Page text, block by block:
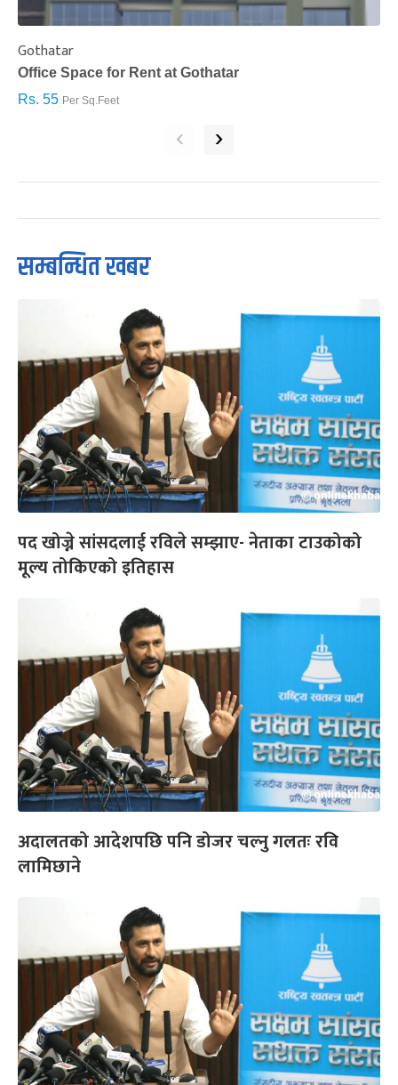
Gothatar
Office Space for Rent at Gothatar
Rs. 55 Per Sq.Feet
‹ ›
सम्बन्धित खबर
पद खोज्ने सांसदलाई रविले सम्झाए- नेताका टाउकोको
मूल्य तोकिएको इतिहास
अदालतको आदेशपछि पनि डोजर चल्नु गलतः रवि
लामिछाने